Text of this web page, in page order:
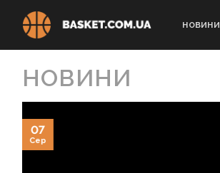
НОВИНИ
НОВИНИ
07
Сер